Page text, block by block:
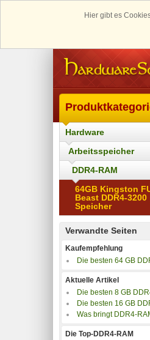
Hier gibt es
Hardware
Arbeitsspeicher
DDR4-RAM
64GB Kingston
Beast DDR4-3200
Speicher
Verwandte Seiten
Kaufempfehlung
Die besten 64 GB
Aktuelle Artikel
Die besten 8 GB DDR4 RAM-Kits
Die besten 16 GB
Was bringt DDR4-
Die Top-DDR4-RAM